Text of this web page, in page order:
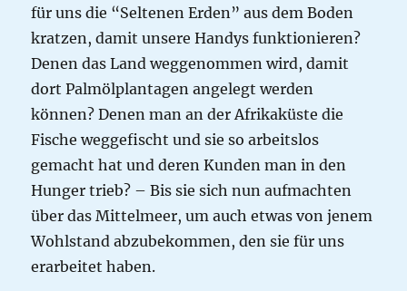
für uns die “Seltenen Erden” aus dem Boden
kratzen, damit unsere Handys funktionieren?
Denen das Land weggenommen wird, damit
dort Palmölplantagen angelegt werden
können? Denen man an der Afrikaküste die
Fische weggefischt und sie so arbeitslos
gemacht hat und deren Kunden man in den
Hunger trieb? – Bis sie sich nun aufmachten
über das Mittelmeer, um auch etwas von jenem
Wohlstand abzubekommen, den sie für uns
erarbeitet haben.